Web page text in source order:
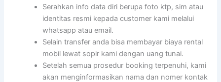
Serahkan info data diri berupa foto ktp, sim atau
identitas resmi kepada customer kami melalui
whatsapp atau email.
Selain transfer anda bisa membayar biaya rental
mobil lewat sopir kami dengan uang tunai.
Setelah semua prosedur booking terpenuhi, kami
akan menginformasikan nama dan nomer kontak